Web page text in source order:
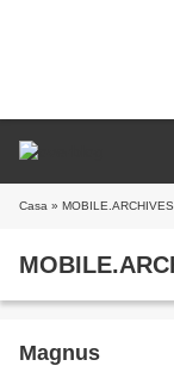
Casa » MOBILE.ARCHIVES
Magnus